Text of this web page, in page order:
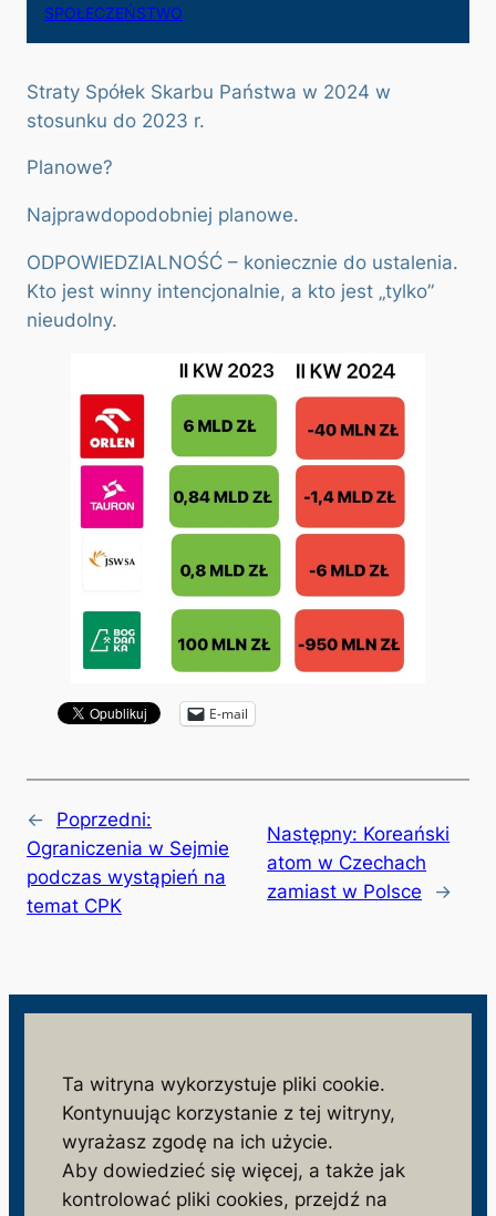
SPOŁECZEŃSTWO
Straty Spółek Skarbu Państwa w 2024 w
stosunku do 2023 r.
Planowe?
Najprawdopodobniej planowe.
ODPOWIEDZIALNOŚĆ – koniecznie do ustalenia.
Kto jest winny intencjonalnie, a kto jest „tylko”
nieudolny.
E-mail
←
Poprzedni:
Ograniczenia w Sejmie
podczas wystąpień na
temat CPK
Następny: Koreański
atom w Czechach
zamiast w Polsce
→
monitorujemy działania niezgodne z interesem
społeczeństwa i państwa polskiego
Ta witryna wykorzystuje pliki cookie.
Kontynuując korzystanie z tej witryny,
wyrażasz zgodę na ich użycie.
Aby dowiedzieć się więcej, a także jak
kontrolować pliki cookies, przejdź na